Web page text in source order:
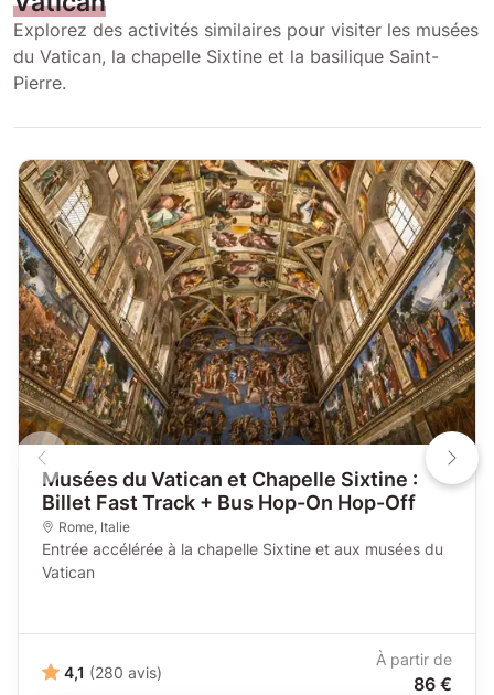
Explorez des activités similaires pour visiter les musées
du Vatican, la chapelle Sixtine et la basilique Saint-
Pierre.
Musées du Vatican et Chapelle Sixtine :
Billet Fast Track + Bus Hop-On Hop-Off
Rome, Italie
Entrée accélérée à la chapelle Sixtine et aux musées du
Vatican
4,1 (280 avis)
À partir de
86 €